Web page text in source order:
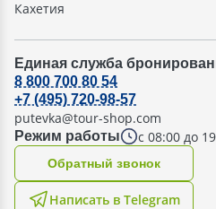
Кахетия
Единая служба
Режим работы с 08:00 до
8 800 700 80 54
+7 (495) 720-98-57
putevka@tour-shop.com
Написать в Telegram
Oбратный звонок